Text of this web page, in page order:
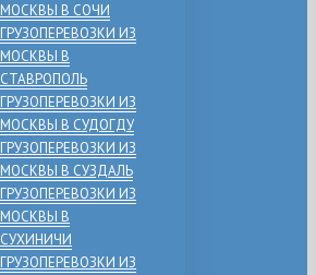
МОСКВЫ В СОЧИ
ГРУЗОПЕРЕВОЗКИ ИЗ
МОСКВЫ В
СТАВРОПОЛЬ
ГРУЗОПЕРЕВОЗКИ ИЗ
МОСКВЫ В СУДОГДУ
ГРУЗОПЕРЕВОЗКИ ИЗ
МОСКВЫ В СУЗДАЛЬ
ГРУЗОПЕРЕВОЗКИ ИЗ
МОСКВЫ В
СУХИНИЧИ
ГРУЗОПЕРЕВОЗКИ ИЗ